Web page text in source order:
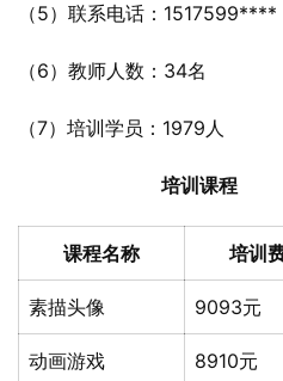
（5）联系电话：1517599****
（6）教师人数：34名
（7）培训学员：1979人
培训课程
课程名称 培训
素描头像 9093元
动画游戏 8910元